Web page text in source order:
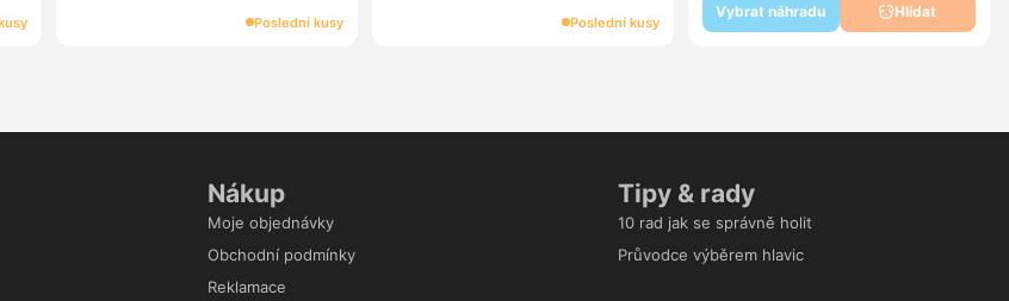
Poslední kusy Poslední kusy
Vybrat náhradu Hlídat
Nákup
Moje objednávky
Obchodní podmínky
Reklamace
Tipy & rady
10 rad jak se správně holit
Průvodce výběrem hlavic